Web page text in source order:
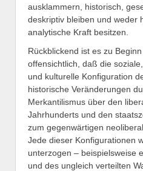
ausklammern, historisch,
deskriptiv bleiben und weder
analytische Kraft besitzen.
Rückblickend ist es zu
offensichtlich, daß die
und kulturelle Konfiguration
historische Veränderungen
Merkantilismus über den
Jahrhunderts und den
zum gegenwärtigen
Jede dieser Konfigurationen
unterzogen – beispielsweise
und des ungleich verteilten